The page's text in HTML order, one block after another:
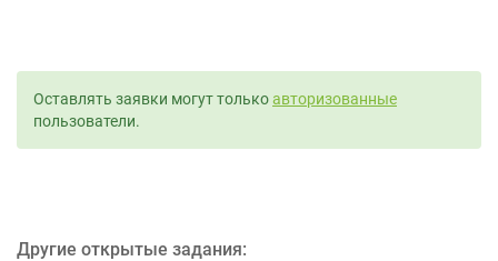
Оставлять заявки могут толькоавторизованные
пользователи.
Другие открытые задания: